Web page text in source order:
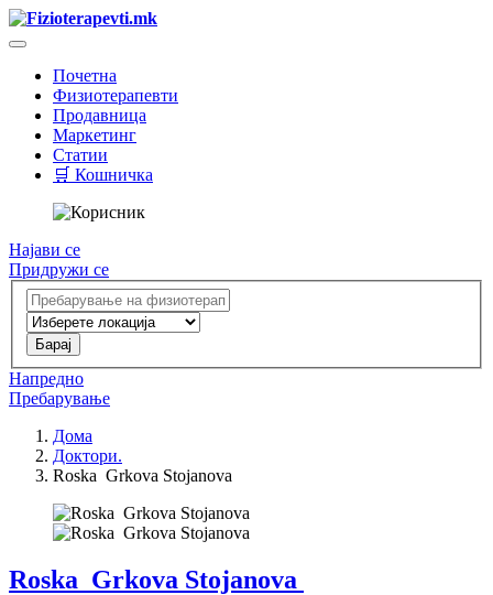
Почетна
Физиотерапевти
Продавница
Маркетинг
Статии
🛒 Кошничка
Најави се
Придружи се
Напредно
Пребарување
Дома
Доктори.
Roska Grkova Stojanova
Roska Grkova Stojanova